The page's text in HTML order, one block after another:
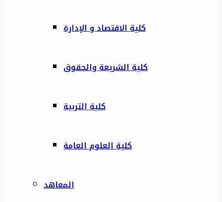
كلية الاقتصاد و الإدارة
كلية الشريعة والحقوق
كلية التربية
كلية العلوم العامة
المعاهد